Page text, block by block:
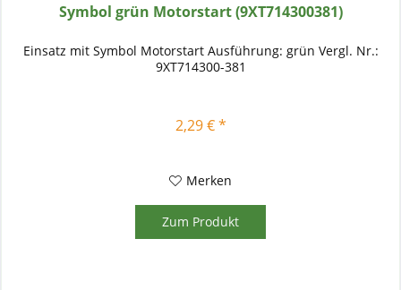
Symbol grün Motorstart (9XT714300381)
Einsatz mit Symbol Motorstart Ausführung: grün Vergl. Nr.:
9XT714300-381
2,29 € *
Merken
Zum Produkt